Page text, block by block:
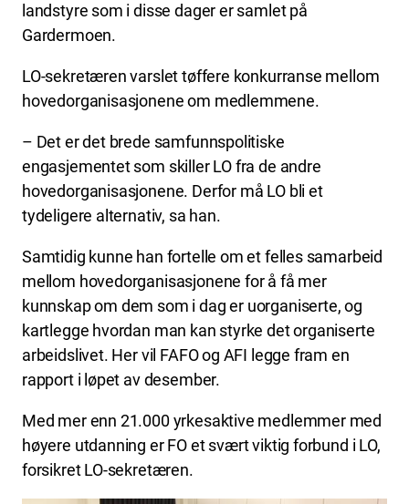
landstyre som i disse dager er samlet på
Gardermoen.
LO-sekretæren varslet tøffere konkurranse mellom
hovedorganisasjonene om medlemmene.
– Det er det brede samfunnspolitiske
engasjementet som skiller LO fra de andre
hovedorganisasjonene. Derfor må LO bli et
tydeligere alternativ, sa han.
Samtidig kunne han fortelle om et felles samarbeid
mellom hovedorganisasjonene for å få mer
kunnskap om dem som i dag er uorganiserte, og
kartlegge hvordan man kan styrke det organiserte
arbeidslivet. Her vil FAFO og AFI legge fram en
rapport i løpet av desember.
Med mer enn 21.000 yrkesaktive medlemmer med
høyere utdanning er FO et svært viktig forbund i LO,
forsikret LO-sekretæren.